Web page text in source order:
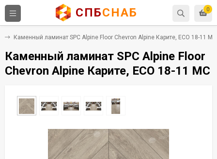
0
СПБСНАБ
Каменный ламинат SPC Alpine Floor Chevron Alpine Карите, ECO 18-11 MC
Каменный ламинат SPC Alpine Floor
Chevron Alpine Карите, ECO 18-11 MC